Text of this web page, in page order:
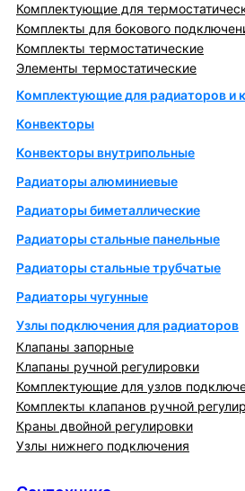
Комплектующие для
Комплекты для бокового
Комплекты термостатические
Элементы термостатические
Комплектующие для радиаторов и
Конвекторы
Конвекторы внутрипольные
Радиаторы алюминиевые
Радиаторы биметаллические
Радиаторы стальные панельные
Радиаторы стальные трубчатые
Радиаторы чугунные
Узлы подключения для радиаторов
Клапаны запорные
Клапаны ручной регулировки
Комплектующие для узлов
Комплекты клапанов ручной
Краны двойной регулировки
Узлы нижнего подключения